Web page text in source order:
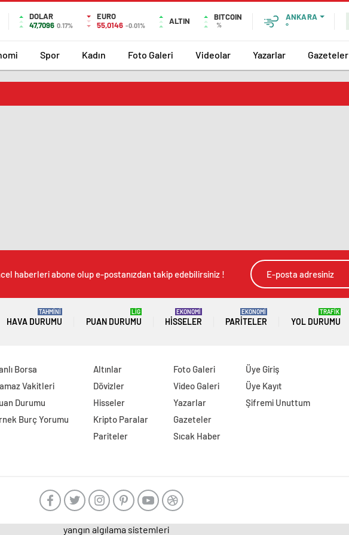
DOLAR
47,7096 0.17%
EURO
55,0146 -0.01% ALTIN BITCOIN
%
ANKARA
°
Spor Kadın Foto Galeri Videolar Yazarlar Gazeteler
haberleri abone olup e-postanızdan takip edebilirsiniz !
HAVA DURUMU
TAHMİNİ
PUAN DURUMU
LİG
HISSELER
EKONOMİ
PARITELER
EKONOMİ
YOL DURUMU
TRAFİK
Borsa
Vakitleri
Durumu
Burç Yorumu
Altınlar
Dövizler
Hisseler
Kripto Paralar
Pariteler
Foto Galeri
Video Galeri
Yazarlar
Gazeteler
Sıcak Haber
Üye Giriş
Üye Kayıt
Şifremi Unuttum
yangın algılama sistemleri